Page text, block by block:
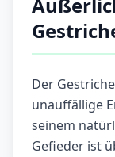
Der
unauffällige
seinem
Gefieder ist